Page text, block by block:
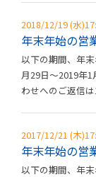
2018/12/19 (水
年末年始の営
以下の期間、年
月29日～2019年
わせへのご返信
2017/12/21 (木
年末年始の営
以下の期間、年